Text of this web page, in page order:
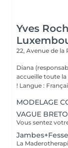
Yves
22, Avenue de la
Diana
accueille toute la
! Langue :
MODELAGE
VAGUE